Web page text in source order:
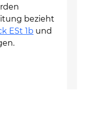
bezieht
ESt 1b und